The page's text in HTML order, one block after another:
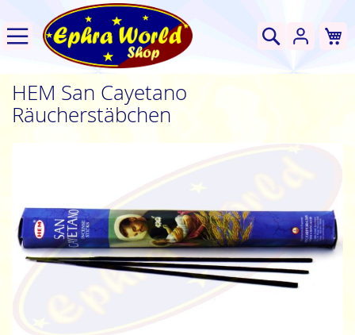
Suche
HEM San Cayetano
Räucherstäbchen
springen